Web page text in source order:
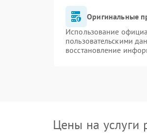
Оригинальные
Использование
пользовательскими
восстановление
Цены на услуги